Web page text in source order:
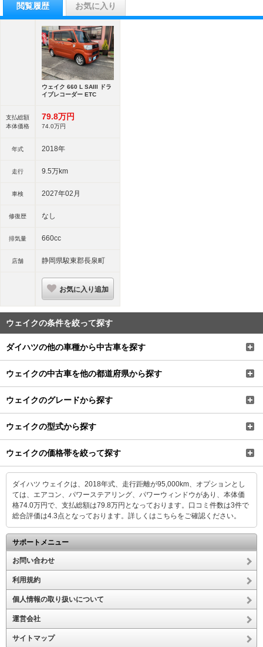
閲覧履歴 お気に入り
支払総額
本体価格
年式
走行
車検
修復歴
排気量
店舗
ウェイク 660 L SAIII ドラ
イブレコーダー ETC
79.8万円
74. 0万円
2018年
9.5万km
2027年02月
なし
660cc
静岡県駿東郡長泉町
お気に入り追加
ウェイクの条件を絞って探す
ダイハツの他の車種から中古車を探す
ウェイクの中古車を他の都道府県から探す
ウェイクのグレードから探す
ウェイクの型式から探す
ウェイクの価格帯を絞って探す
ダイハツ ウェイクは、2018年式、走行距離が95,000km、オプションとし
ては、エアコン、パワーステアリング、パワーウィンドウがあり、本体価
格74.0万円で、支払総額は79.8万円となっております。口コミ件数は3件で
総合評価は4.3点となっております。 詳しくはこちらをご確認ください。
サポートメニュー
お問い合わせ
利用規約
個人情報の取り扱いについて
運営会社
サイトマップ